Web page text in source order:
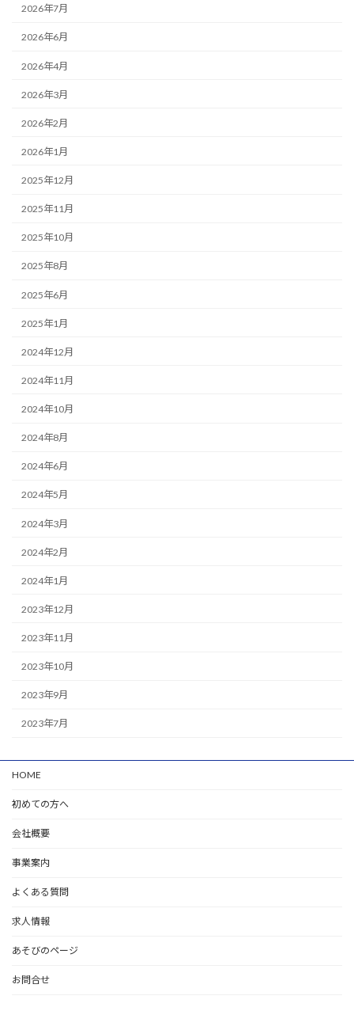
2026年7月
2026年6月
2026年4月
2026年3月
2026年2月
2026年1月
2025年12月
2025年11月
2025年10月
2025年8月
2025年6月
2025年1月
2024年12月
2024年11月
2024年10月
2024年8月
2024年6月
2024年5月
2024年3月
2024年2月
2024年1月
2023年12月
2023年11月
2023年10月
2023年9月
2023年7月
HOME
初めての方へ
会社概要
事業案内
よくある質問
求人情報
あそびのページ
お問合せ